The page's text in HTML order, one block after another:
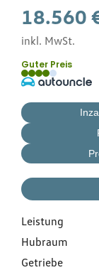
18.560
inkl. MwSt.
Guter Preis
Leistung
Hubraum
Getriebe